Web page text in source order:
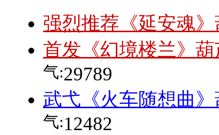
强烈推荐《延安魂
首发《幻境楼兰》
气:29789
武弋《火车随想曲
气:12482